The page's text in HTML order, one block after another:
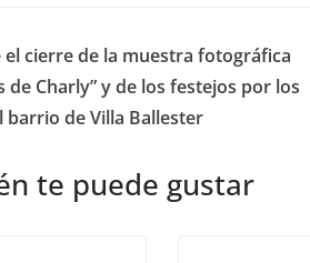
el cierre de la muestra fotográfica
de Charly” y de los festejos por los
barrio de Villa Ballester
te puede gustar